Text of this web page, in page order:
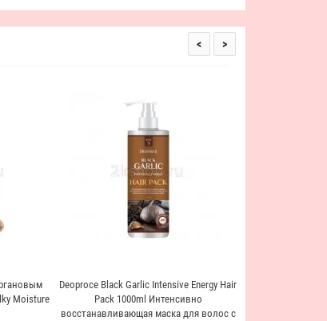
Moisture
Deoproce Black Garlic Intensive Energy Hair
Pack 1000ml Интенсивно
восстанавливающая маска для волос с
< >